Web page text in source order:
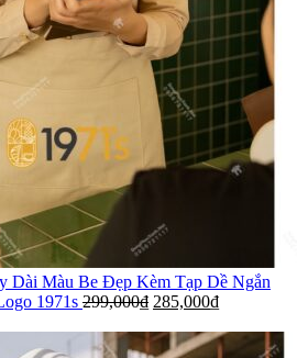
Dài Màu Be Đẹp Kèm Tạp Dề Ngắn
1971s 299,000₫ 285,000₫